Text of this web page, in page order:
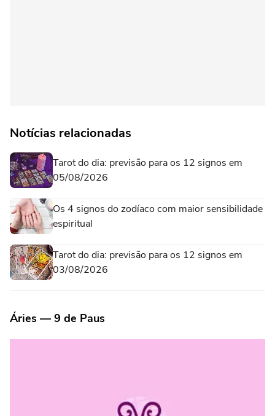
Notícias relacionadas
Tarot do dia: previsão para os 12 signos em
05/08/2026
Os 4 signos do zodíaco com maior sensibilidade
espiritual
Tarot do dia: previsão para os 12 signos em
03/08/2026
Áries — 9 de Paus